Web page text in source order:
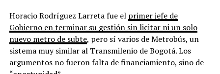
Horacio Rodríguez Larreta fue el primer jefe de
Gobierno en terminar su gestión sin licitar ni un solo
nuevo metro de subte, pero sí varios de Metrobús, un
sistema muy similar al Transmilenio de Bogotá. Los
argumentos no fueron falta de financiamiento, sino de